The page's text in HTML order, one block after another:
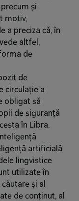
și
motiv,
a preciza că, în
altfel,
de
de
circulație a
obligat să
de siguranță
în Libra.
artificială
lingvistice
utilizate în
și al
de conținut, al